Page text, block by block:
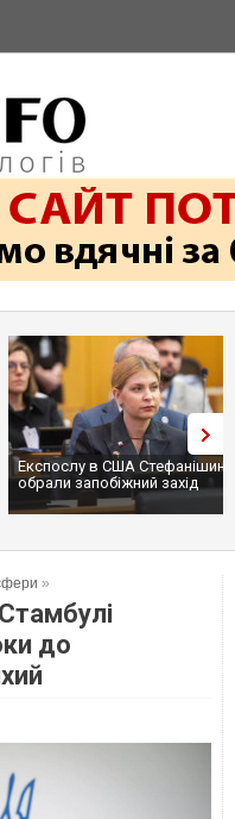
Експослу в США
обрали запобіжний захід
»
до